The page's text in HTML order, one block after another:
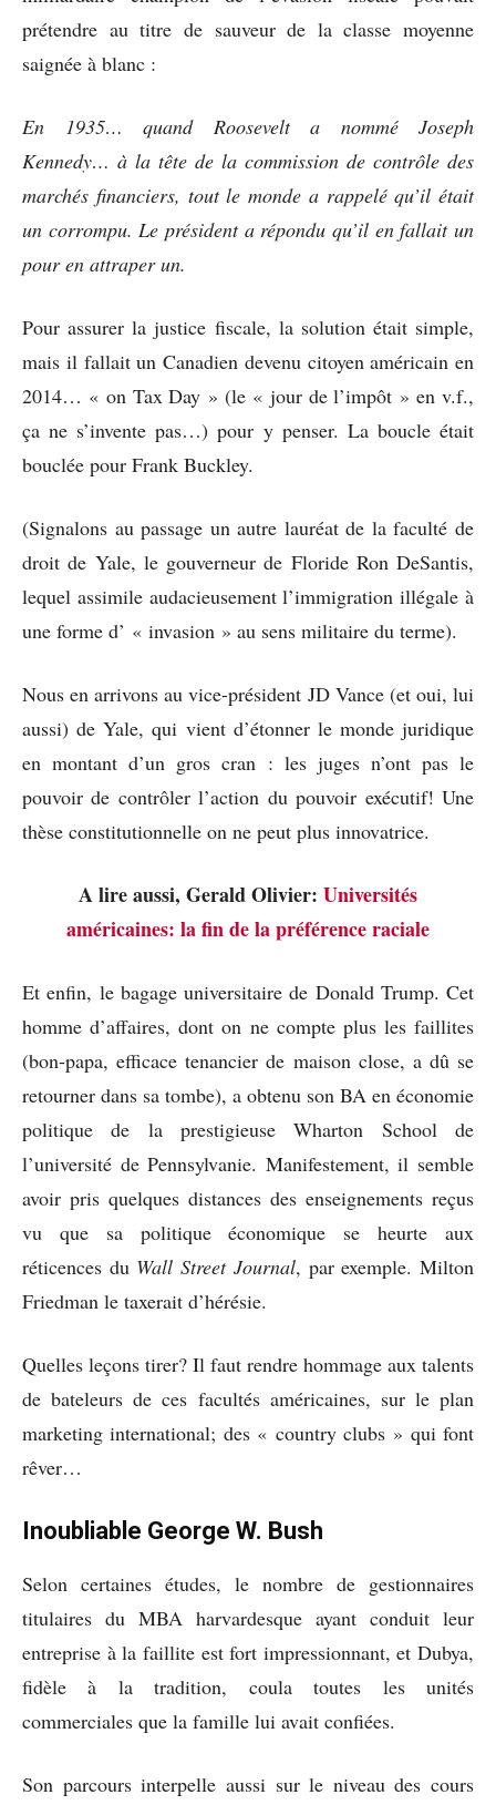
prétendre au titre de sauveur de la classe moyenne
saignée à blanc :
En 1935… quand Roosevelt a nommé Joseph
Kennedy… à la tête de la commission de contrôle des
marchés financiers, tout le monde a rappelé qu’il était
un corrompu. Le président a répondu qu’il en fallait un
pour en attraper un.
Pour assurer la justice fiscale, la solution était simple,
mais il fallait un Canadien devenu citoyen américain en
2014… « on Tax Day » (le « jour de l’impôt » en v.f.,
ça ne s’invente pas…) pour y penser. La boucle était
bouclée pour Frank Buckley.
(Signalons au passage un autre lauréat de la faculté de
droit de Yale, le gouverneur de Floride Ron DeSantis,
lequel assimile audacieusement l’immigration illégale à
une forme d’ « invasion » au sens militaire du terme).
Nous en arrivons au vice-président JD Vance (et oui, lui
aussi) de Yale, qui vient d’étonner le monde juridique
en montant d’un gros cran : les juges n’ont pas le
pouvoir de contrôler l’action du pouvoir exécutif! Une
thèse constitutionnelle on ne peut plus innovatrice.
A lire aussi, Gerald Olivier: Universités
américaines: la fin de la préférence raciale
Et enfin, le bagage universitaire de Donald Trump. Cet
homme d’affaires, dont on ne compte plus les faillites
(bon-papa, efficace tenancier de maison close, a dû se
retourner dans sa tombe), a obtenu son BA en économie
politique de la prestigieuse Wharton School de
l’université de Pennsylvanie. Manifestement, il semble
avoir pris quelques distances des enseignements reçus
vu que sa politique économique se heurte aux
réticences du Wall Street Journal, par exemple. Milton
Friedman le taxerait d’hérésie.
Quelles leçons tirer? Il faut rendre hommage aux talents
de bateleurs de ces facultés américaines, sur le plan
marketing international; des « country clubs » qui font
rêver…
Inoubliable George W. Bush
Selon certaines études, le nombre de gestionnaires
titulaires du MBA harvardesque ayant conduit leur
entreprise à la faillite est fort impressionnant, et Dubya,
fidèle à la tradition, coula toutes les unités
commerciales que la famille lui avait confiées.
Son parcours interpelle aussi sur le niveau des cours